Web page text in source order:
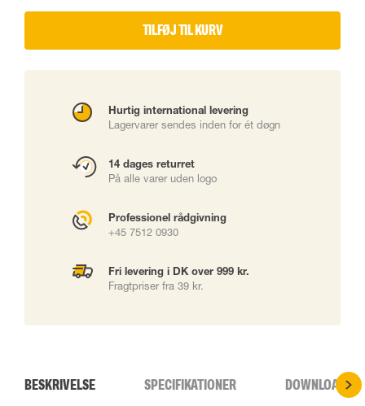
TILFØJ TIL KURV
Hurtig international levering
Lagervarer sendes inden for ét døgn
14 dages returret
På alle varer uden logo
Professionel rådgivning
+45 7512 0930
Fri levering i DK over 999 kr.
Fragtpriser fra 39 kr.
BESKRIVELSE SPECIFIKATIONER DOWNLOADS